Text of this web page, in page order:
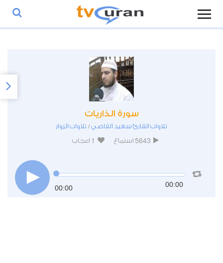
سورة الذاريات
تلاوات القارئ سعيد القاضي/ تلاوات الزوار
5643 استماع 1 اعجاب
00:00 00:00